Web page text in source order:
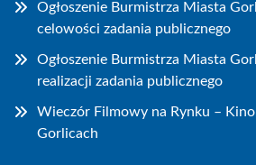
Ogłoszenie Burmistrza Miasta
celowości zadania publicznego
Ogłoszenie Burmistrza Miasta
realizacji zadania publicznego
Wieczór Filmowy na Rynku –
Gorlicach